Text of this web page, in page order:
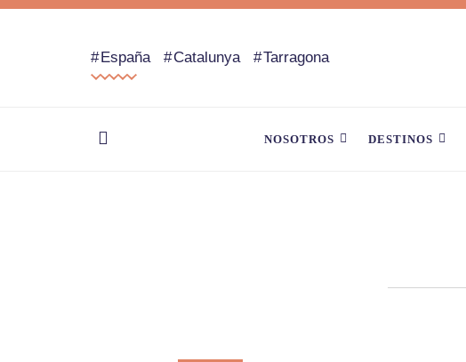
España Catalunya Tarragona
NOSOTROS DESTINOS